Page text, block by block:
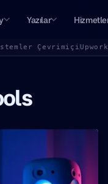
Yazılar
Çevrimiçi